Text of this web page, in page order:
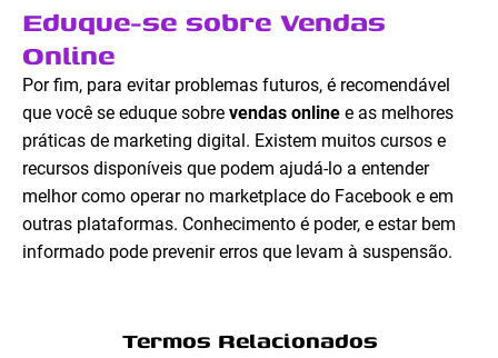
Eduque-se sobre Vendas
Online
Por fim, para evitar problemas futuros, é recomendável
que você se eduque sobre vendas online e as melhores
práticas de marketing digital. Existem muitos cursos e
recursos disponíveis que podem ajudá-lo a entender
melhor como operar no marketplace do Facebook e em
outras plataformas. Conhecimento é poder, e estar bem
informado pode prevenir erros que levam à suspensão.
Termos Relacionados